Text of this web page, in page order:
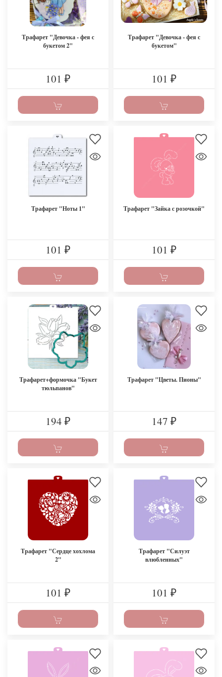
Трафарет "Девочка - фея с
букетом 2"
101 ₽
Трафарет "Девочка - фея с
букетом"
101 ₽
Трафарет "Ноты 1"
101 ₽
Трафарет "Зайка с розочкой"
101 ₽
Трафарет+формочка "Букет
тюльпанов"
194 ₽
Трафарет "Цветы. Пионы"
147 ₽
Трафарет "Сердце хохлома
2"
101 ₽
Трафарет "Силуэт
влюбленных"
101 ₽